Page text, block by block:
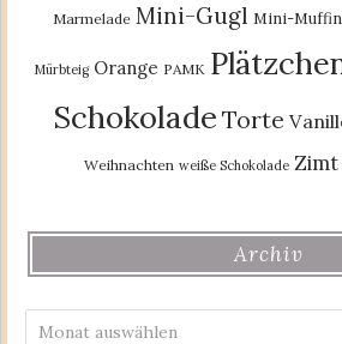
Marmelade Mini-Gugl Mini-Muffin
Mürbteig Orange PAMK
Schokolade Torte
Weihnachten weiße Schokolade Zimt
Archiv